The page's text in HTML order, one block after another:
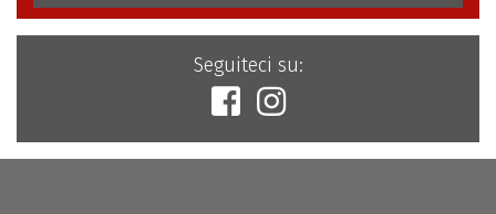
Seguiteci su: